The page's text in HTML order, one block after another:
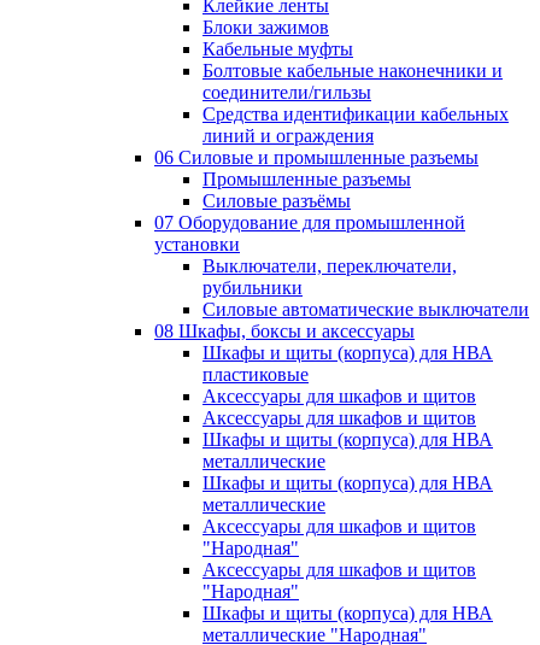
Клейкие ленты
Блоки зажимов
Кабельные муфты
Болтовые кабельные наконечники и
соединители/гильзы
Средства идентификации кабельных
линий и ограждения
06 Силовые и промышленные разъемы
Промышленные разъемы
Силовые разъёмы
07 Оборудование для промышленной
установки
Выключатели, переключатели,
рубильники
Силовые автоматические выключатели
08 Шкафы, боксы и аксессуары
Шкафы и щиты (корпуса) для НВА
пластиковые
Аксессуары для шкафов и щитов
Аксессуары для шкафов и щитов
Шкафы и щиты (корпуса) для НВА
металлические
Шкафы и щиты (корпуса) для НВА
металлические
Аксессуары для шкафов и щитов
"Народная"
Аксессуары для шкафов и щитов
"Народная"
Шкафы и щиты (корпуса) для НВА
металлические "Народная"